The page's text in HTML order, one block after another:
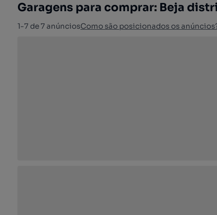
Garagens para comprar: Beja
1-7 de 7 anúnciosComo são posicionados os